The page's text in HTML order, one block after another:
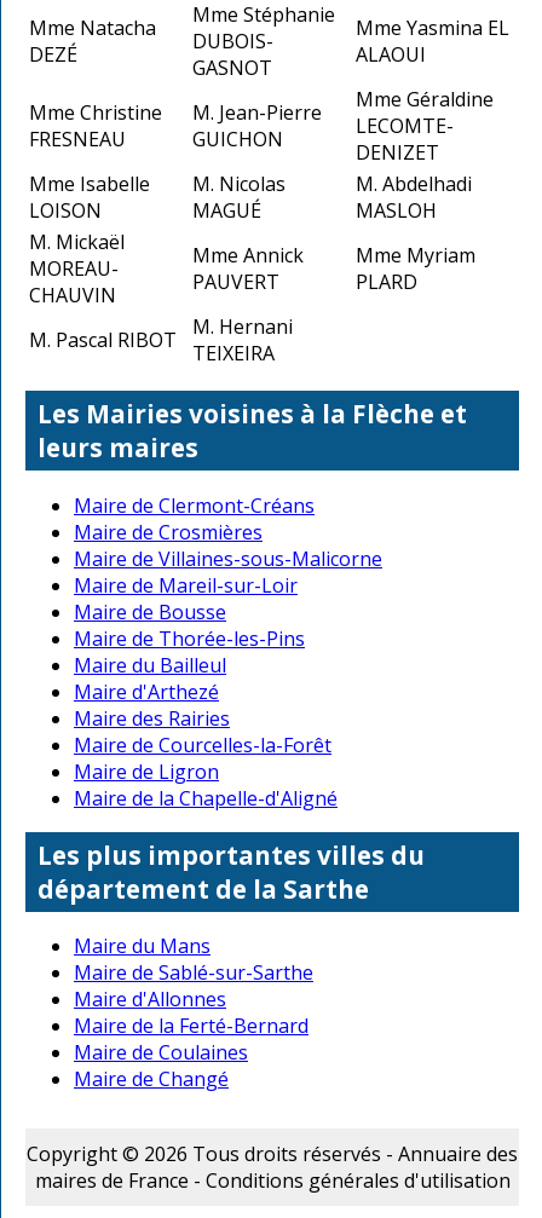
Mme Natacha
DEZÉ
Mme Stéphanie
DUBOIS-
GASNOT
Mme Yasmina EL
ALAOUI
Mme Christine
FRESNEAU
M. Jean-Pierre
GUICHON
Mme Géraldine
LECOMTE-
DENIZET
Mme Isabelle
LOISON
M. Nicolas
MAGUÉ
M. Abdelhadi
MASLOH
M. Mickaël
MOREAU-
CHAUVIN
Mme Annick
PAUVERT
Mme Myriam
PLARD
M. Pascal RIBOT
M. Hernani
TEIXEIRA
Les Mairies voisines à la Flèche et
leurs maires
Maire de Clermont-Créans
Maire de Crosmières
Maire de Villaines-sous-Malicorne
Maire de Mareil-sur-Loir
Maire de Bousse
Maire de Thorée-les-Pins
Maire du Bailleul
Maire d'Arthezé
Maire des Rairies
Maire de Courcelles-la-Forêt
Maire de Ligron
Maire de la Chapelle-d'Aligné
Les plus importantes villes du
département de la Sarthe
Maire du Mans
Maire de Sablé-sur-Sarthe
Maire d'Allonnes
Maire de la Ferté-Bernard
Maire de Coulaines
Maire de Changé
Copyright © 2026 Tous droits réservés - Annuaire des
maires de France - Conditions générales d'utilisation